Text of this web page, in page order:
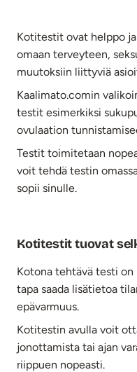
Kotitestit ovat helppo
omaan terveyteen,
muutoksiin liittyviä
Kaalimato.comin
testit esimerkiksi
ovulaation
Testit toimitetaan
voit tehdä testin
sopii sinulle.
Kotitestit tuovat
Kotona tehtävä testi
tapa saada lisätietoa
epävarmuus.
Kotitestin avulla voit
jonottamista tai ajan
riippuen nopeasti.